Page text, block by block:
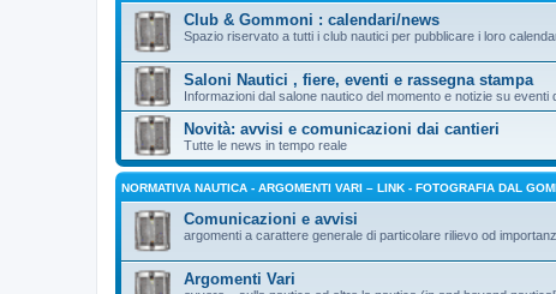
Club & Gommoni : calendari/news
Spazio riservato a tutti i club nautici per pubblicare i loro
Saloni Nautici , fiere, eventi e rassegna stampa
Informazioni dal salone nautico del momento e notizie su
Novità: avvisi e comunicazioni dai cantieri
Tutte le news in tempo reale
NORMATIVA NAUTICA - ARGOMENTI VARI – LINK - FOTOGRAFIA DAL
Comunicazioni e avvisi
argomenti a carattere generale di particolare rilievo od
Argomenti Vari